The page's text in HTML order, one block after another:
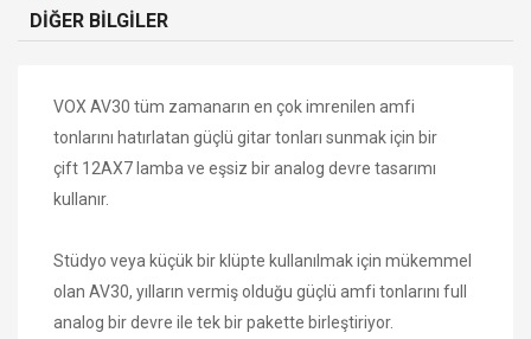
DIĞER BILGILER
VOX AV30 tüm zamanarın en çok imrenilen amfi
tonlarını hatırlatan güçlü gitar tonları sunmak için bir
çift 12AX7 lamba ve eşsiz bir analog devre tasarımı
kullanır.
Stüdyo veya küçük bir klüpte kullanılmak için mükemmel
olan AV30, yılların vermiş olduğu güçlü amfi tonlarını full
analog bir devre ile tek bir pakette birleştiriyor.